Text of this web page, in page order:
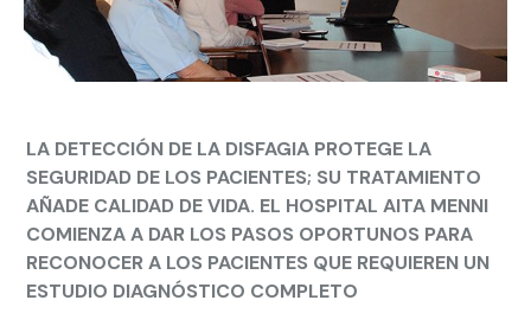
LA DETECCIÓN DE LA DISFAGIA PROTEGE LA
SEGURIDAD DE LOS PACIENTES; SU TRATAMIENTO
AÑADE CALIDAD DE VIDA. EL HOSPITAL AITA MENNI
COMIENZA A DAR LOS PASOS OPORTUNOS PARA
RECONOCER A LOS PACIENTES QUE REQUIEREN UN
ESTUDIO DIAGNÓSTICO COMPLETO